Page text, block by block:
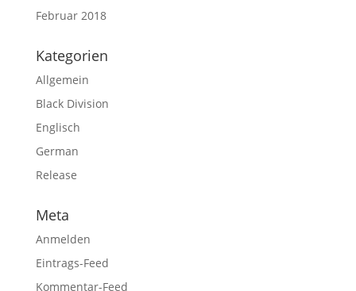
Februar 2018
Kategorien
Allgemein
Black Division
Englisch
German
Release
Meta
Anmelden
Eintrags-Feed
Kommentar-Feed